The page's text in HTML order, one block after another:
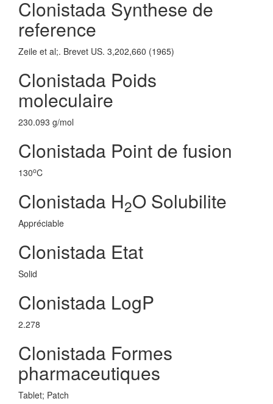
Clonistada Synthese de
reference
Zeile et al;. Brevet US. 3,202,660 (1965)
Clonistada Poids
moleculaire
230.093 g/mol
Clonistada Point de fusion
130oC
Clonistada H2O Solubilite
Appréciable
Clonistada Etat
Solid
Clonistada LogP
2.278
Clonistada Formes
pharmaceutiques
Tablet; Patch